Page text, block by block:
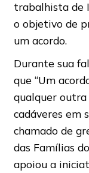
trabalhista de
o objetivo de
um acordo.
Durante sua
que “Um
qualquer outra
cadáveres em
chamado de
das Famílias
apoiou a